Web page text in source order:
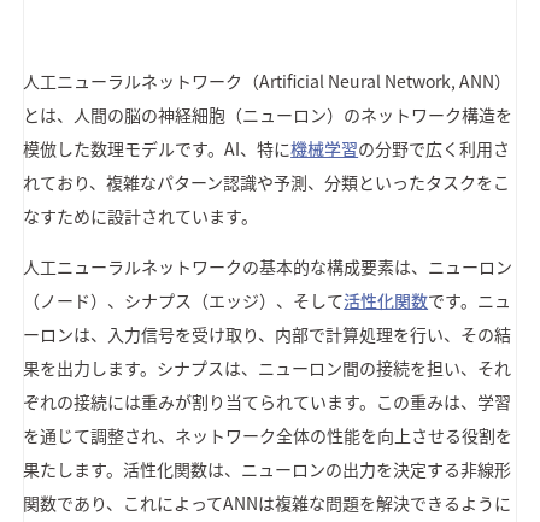
人工ニューラルネットワーク（Artificial Neural Network, ANN）
とは、人間の脳の神経細胞（ニューロン）のネットワーク構造を
模倣した数理モデルです。AI、特に機械学習の分野で広く利用さ
れており、複雑なパターン認識や予測、分類といったタスクをこ
なすために設計されています。
人工ニューラルネットワークの基本的な構成要素は、ニューロン
（ノード）、シナプス（エッジ）、そして活性化関数です。ニュ
ーロンは、入力信号を受け取り、内部で計算処理を行い、その結
果を出力します。シナプスは、ニューロン間の接続を担い、それ
ぞれの接続には重みが割り当てられています。この重みは、学習
を通じて調整され、ネットワーク全体の性能を向上させる役割を
果たします。活性化関数は、ニューロンの出力を決定する非線形
関数であり、これによってANNは複雑な問題を解決できるように